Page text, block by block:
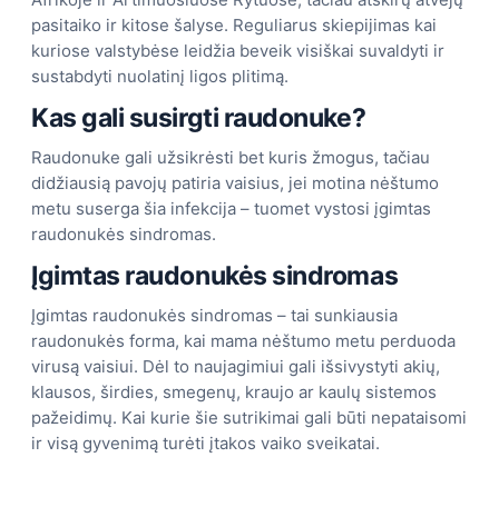
pasitaiko ir kitose šalyse. Reguliarus skiepijimas kai
kuriose valstybėse leidžia beveik visiškai suvaldyti ir
sustabdyti nuolatinį ligos plitimą.
Kas gali susirgti raudonuke?
Raudonuke gali užsikrėsti bet kuris žmogus, tačiau
didžiausią pavojų patiria vaisius, jei motina nėštumo
metu suserga šia infekcija – tuomet vystosi įgimtas
raudonukės sindromas.
Įgimtas raudonukės sindromas
Įgimtas raudonukės sindromas – tai sunkiausia
raudonukės forma, kai mama nėštumo metu perduoda
virusą vaisiui. Dėl to naujagimiui gali išsivystyti akių,
klausos, širdies, smegenų, kraujo ar kaulų sistemos
pažeidimų. Kai kurie šie sutrikimai gali būti nepataisomi
ir visą gyvenimą turėti įtakos vaiko sveikatai.